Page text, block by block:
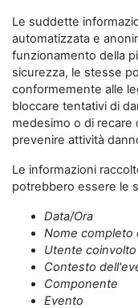
Le suddette
automatizzata e
funzionamento della
sicurezza, le stesse
conformemente alle
bloccare tentativi di
medesimo o di recare
prevenire attività
Le informazioni
potrebbero essere le
Data/Ora
Nome completo
Utente coinvolto
Contesto
Componente
Evento